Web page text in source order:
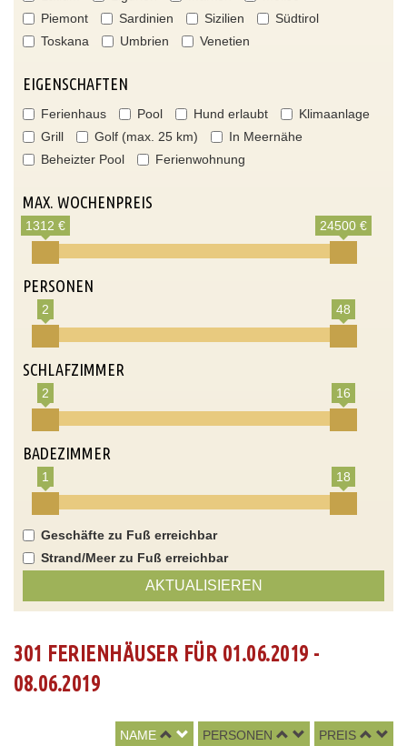
Piemont
Sardinien Sizilien
Südtirol
Toskana
Umbrien Venetien
EIGENSCHAFTEN
Ferienhaus Pool Hund erlaubt
Klimaanlage
Grill
Golf (max. 25 km)
In Meernähe
Beheizter Pool
Ferienwohnung
MAX. WOCHENPREIS
1312 € 24500 €
PERSONEN
2 48
SCHLAFZIMMER
2 16
BADEZIMMER
1 18
Geschäfte zu Fuß erreichbar
Strand/Meer zu Fuß erreichbar
AKTUALISIEREN
301 FERIENHÄUSER FÜR 01.06.2019 -
08.06.2019
NAME PERSONEN PREIS